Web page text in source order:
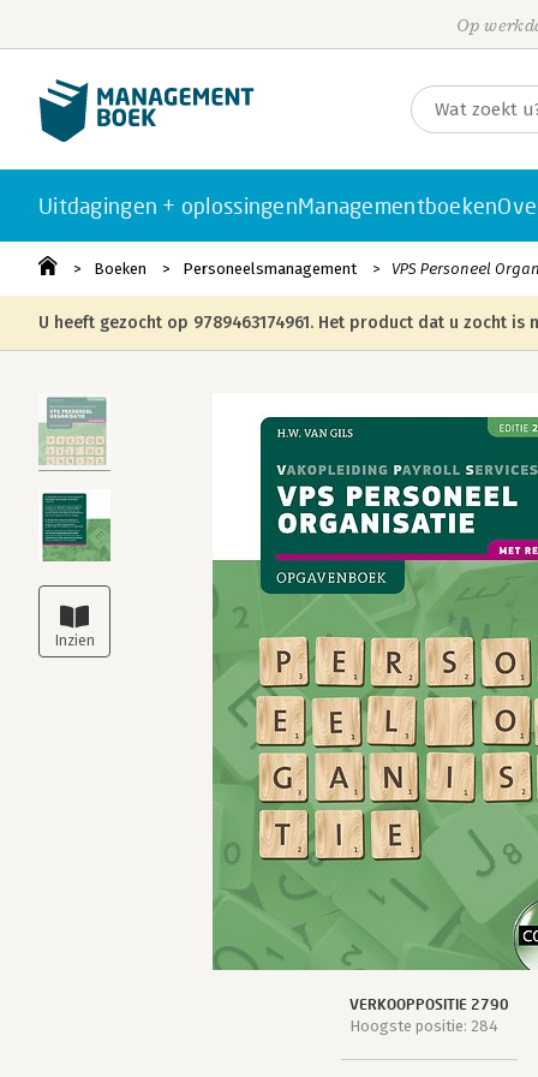
Op
Uitdagingen + oplossingenManagementboeken
Boeken Personeelsmanagement VPS Personeel
U heeft gezocht op 9789463174961. Het product dat u zocht
VERKOOPPOSITIE 2790
Hoogste positie: 284